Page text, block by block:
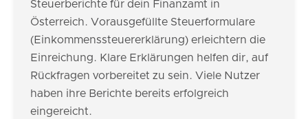
Steuerberichte für dein Finanzamt in
Österreich. Vorausgefüllte Steuerformulare
(Einkommenssteuererklärung) erleichtern die
Einreichung. Klare Erklärungen helfen dir, auf
Rückfragen vorbereitet zu sein. Viele Nutzer
haben ihre Berichte bereits erfolgreich
eingereicht.